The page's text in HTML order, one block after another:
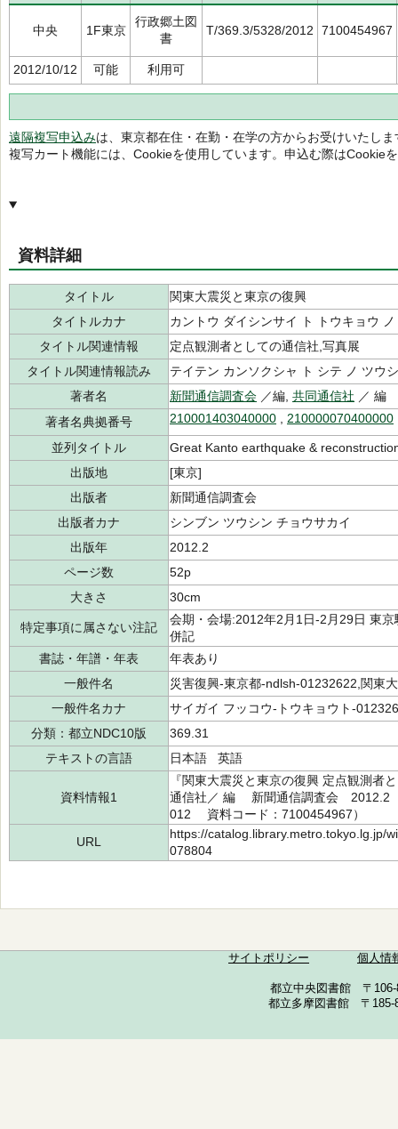
中央 1F東京
行政郷土図
書
T/369.3/5328/2012 7100454967
2012/10/12 可能 利用可
遠隔複写申込みは、東京都在住・在勤・在学の方からお受けいたしま
複写カート機能には、Cookieを使用しています。申込む際はCookie
資料詳細
タイトル
関東大震災と東京の復興
タイトルカナ
カントウ ダイシンサイ ト トウキョウ
タイトル関連情報
定点観測者としての通信社,写真展
タイトル関連情報読み
テイテン カンソクシャ ト シテ ノ ツウ
著者名
新聞通信調査会 ／編, 共同通信社 ／ 編
著者名典拠番号
210001403040000 210000070400000
並列タイトル
Great Kanto earthquake &
出版地
[東京]
出版者
新聞通信調査会
出版者カナ
シンブン ツウシン チョウサカイ
出版年
2012.2
ページ数
52p
大きさ
30cm
特定事項に属さない注記
会期・会場:2012年2月1日-2月29日 東
併記
書誌・年譜・年表
年表あり
一般件名
災害復興-東京都-ndlsh-01232622,関東
一般件名カナ
サイガイ フッコウ-トウキョウト-
分類：都立NDC10版
369.31
テキストの言語
日本語 英語
資料情報1
『関東大震災と東京の復興 定点観測
通信社／ 編 新聞通信調査会 2012.2
012 資料コード：7100454967）
URL
https://catalog.library.metro.tokyo.lg.jp/
078804
サイトポリシー 個人情
都立中央図書館 〒
都立多摩図書館 〒185-